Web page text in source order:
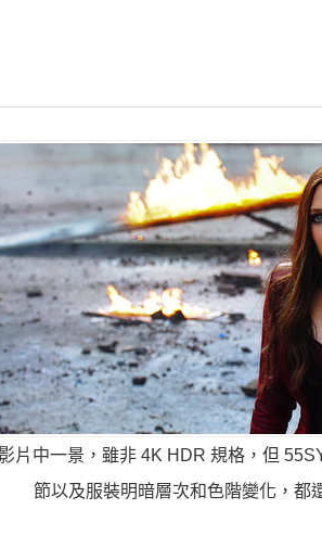
片中一景，雖非 4K HDR 規格，但
節以及服裝明暗層次和色階變化，都